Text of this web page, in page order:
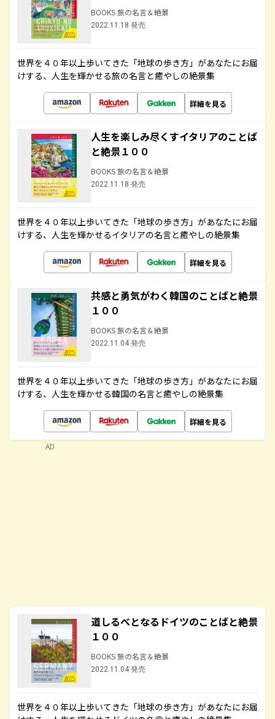
BOOKS 旅の名言＆絶景
2022.11.18 発売
世界を４０年以上歩いてきた「地球の歩き方」があなたにお届
けする、人生を輝かせる旅の名言と癒やしの絶景集
詳細を見る
人生を楽しみ尽くすイタリアのことば
と絶景１００
BOOKS 旅の名言＆絶景
2022.11.18 発売
世界を４０年以上歩いてきた「地球の歩き方」があなたにお届
けする、人生を輝かせるイタリアの名言と癒やしの絶景集
詳細を見る
共感と勇気がわく韓国のことばと絶景
１００
BOOKS 旅の名言＆絶景
2022.11.04 発売
世界を４０年以上歩いてきた「地球の歩き方」があなたにお届
けする、人生を輝かせる韓国の名言と癒やしの絶景集
詳細を見る
道しるべとなるドイツのことばと絶景
１００
BOOKS 旅の名言＆絶景
2022.11.04 発売
世界を４０年以上歩いてきた「地球の歩き方」があなたにお届
AD